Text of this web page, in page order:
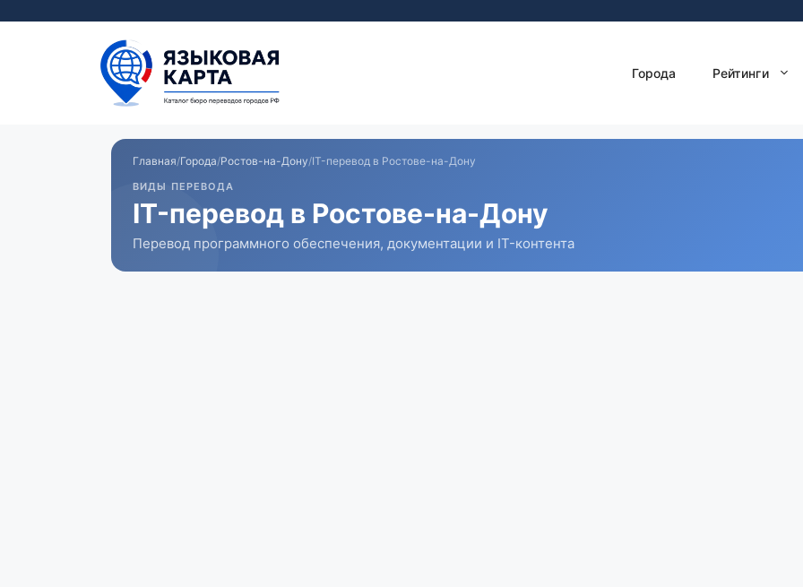
содержимому
Города Рейтинги
Главная/Города/Ростов-на-Дону/IT-перевод в Ростове-на-Дону
ВИДЫ ПЕРЕВОДА
IT-перевод в Ростове-на-Дону
Перевод программного обеспечения, документации и IT-контента